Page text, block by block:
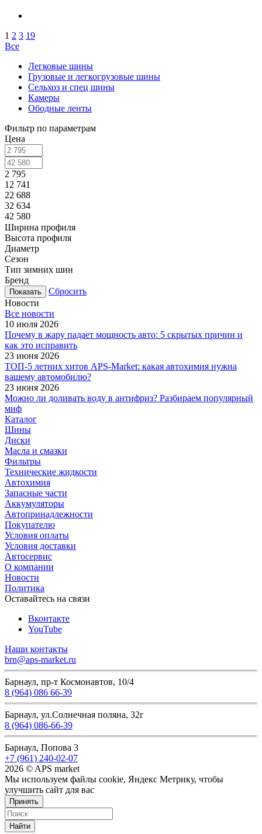
1 2 3 19
Все
Легковые шины
Грузовые и легкогрузовые шины
Сельхоз и спец шины
Камеры
Ободные ленты
Фильтр по параметрам
Цена
2 795
12 741
22 688
32 634
42 580
Ширина профиля
Высота профиля
Диаметр
Сезон
Тип зимних шин
Бренд
Сбросить
Новости
Все новости
10 июля 2026
Почему в жару падает мощность авто: 5 скрытых причин и
как это исправить
23 июня 2026
ТОП-5 летних хитов APS-Market: какая автохимия нужна
вашему автомобилю?
23 июня 2026
Можно ли доливать воду в антифриз? Разбираем популярный
миф
Каталог
Шины
Диски
Масла и смазки
Фильтры
Технические жидкости
Автохимия
Запасные части
Аккумуляторы
Автопринадлежности
Покупателю
Условия оплаты
Условия доставки
Автосервис
О компании
Новости
Политика
Оставайтесь на связи
Вконтакте
YouTube
Наши контакты
brn@aps-market.ru
Барнаул, пр-т Космонавтов, 10/4
8 (964) 086 66-39
Барнаул, ул.Солнечная поляна, 32г
8 (964) 086-66-39
Барнаул, Попова 3
+7 (961) 240-02-07
2026 © APS market
Мы используем файлы cookie, Яндекс Метрику, чтобы
улучшить сайт для вас
Принять
Найти